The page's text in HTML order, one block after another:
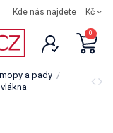
Kde nás najdete Kč
0
a pady